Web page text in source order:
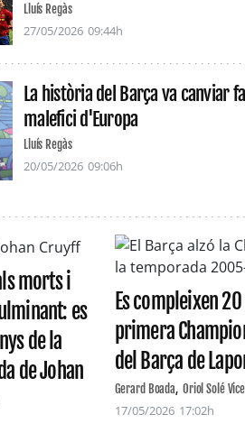
Lluís Regàs
27/05/2026 09:44h
La història del Barça va canviar
malefici d'Europa
Lluís Regàs
20/05/2026 09:06h
morts i
es
de la
de Johan
Es compleixen
primera
del Barça de
Gerard Boada Oriol Solé
17/05/2026 17:02h